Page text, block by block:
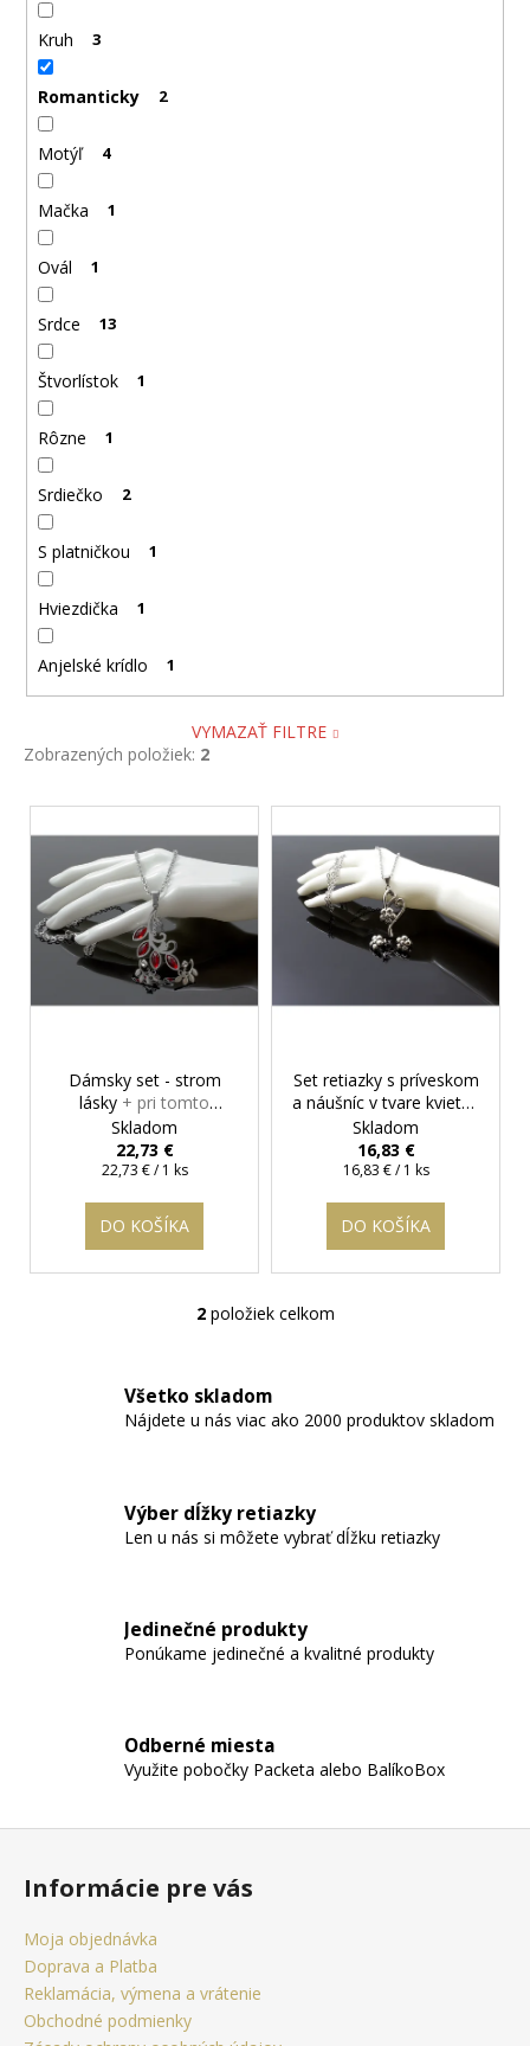
Kruh 3
Romanticky 2
Motýľ 4
Mačka 1
Ovál 1
Srdce 13
Štvorlístok 1
Rôzne 1
Srdiečko 2
S platničkou 1
Hviezdička 1
Anjelské krídlo 1
VYMAZAŤ FILTRE
Zobrazených položiek: 2
V
ý
s
r
Dámsky set - strom
lásky + pri tomto
produkte si môžete
zvoliť dĺžku retiazky
Skladom
22,73 €
Jednotková
22,73 € / 1 ks
DO KOŠÍKA
Set retiazky s príveskom
a náušníc v tvare kvietka
+ darčeková krabička
zadarmo
Skladom
16,83 €
Jednotková
16,83 € / 1 ks
DO KOŠÍKA
O
á
d
i
e
k
y
p
i
2položiek celkom
Všetko skladom
Nájdete u nás viac ako 2000 produktov skladom
Výber dĺžky retiazky
Len u nás si môžete vybrať dĺžku retiazky
Jedinečné produkty
Ponúkame jedinečné a kvalitné produkty
Odberné miesta
Využite pobočky Packeta alebo BalíkoBox
Informácie pre vás
Moja objednávka
Doprava a Platba
Reklamácia, výmena a vrátenie
Obchodné podmienky